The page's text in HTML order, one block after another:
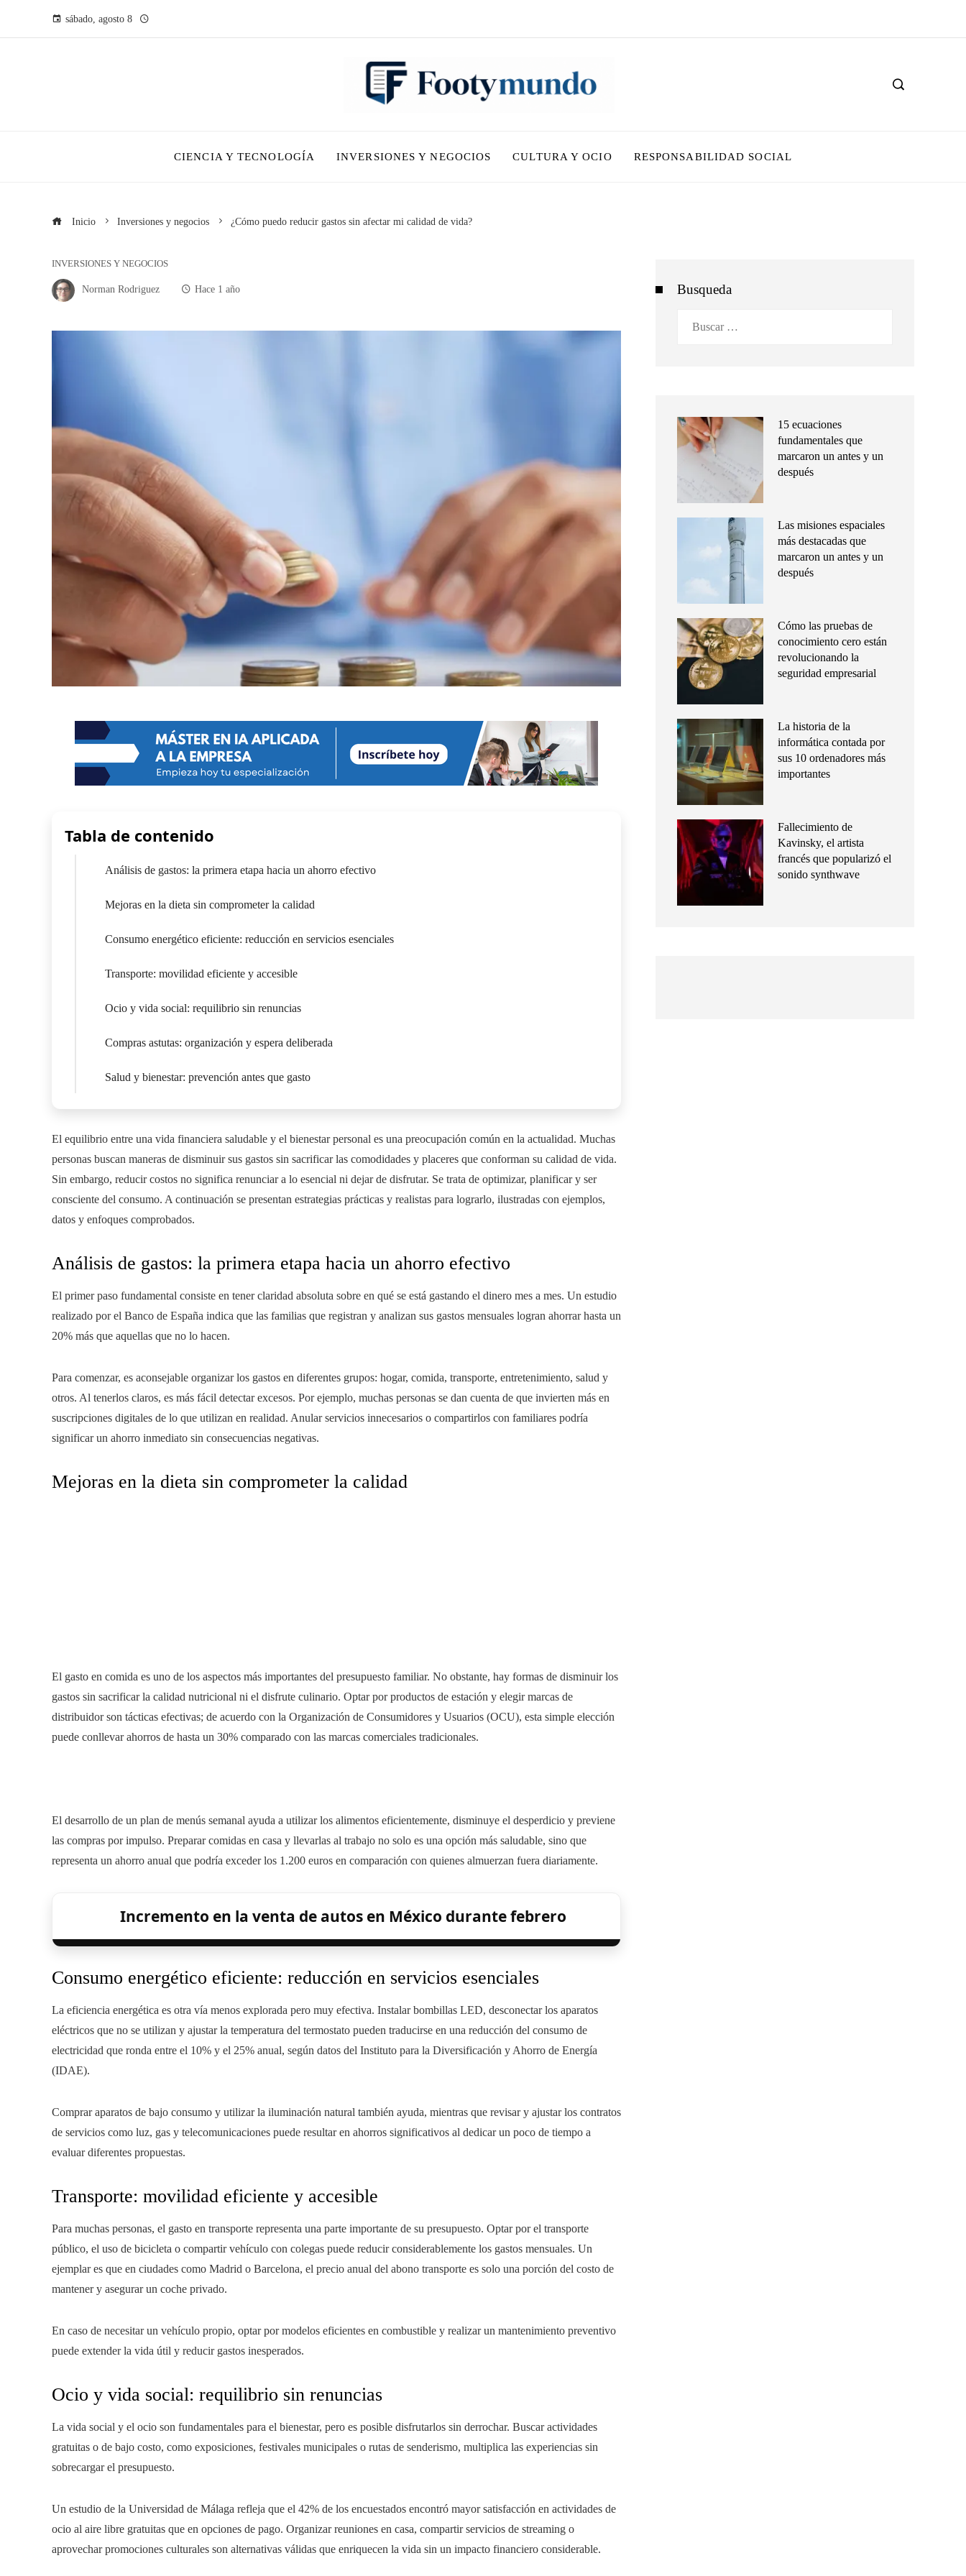
sábado, agosto 8
CIENCIA Y TECNOLOGÍA INVERSIONES Y NEGOCIOS CULTURA Y OCIO RESPONSABILIDAD SOCIAL
Inicio Inversiones y negocios ¿Cómo puedo reducir gastos sin afectar mi calidad de vida?
INVERSIONES Y NEGOCIOS
Norman Rodriguez Hace 1 año
Tabla de contenido
Análisis de gastos: la primera etapa hacia un ahorro efectivo
Mejoras en la dieta sin comprometer la calidad
Consumo energético eficiente: reducción en servicios esenciales
Transporte: movilidad eficiente y accesible
Ocio y vida social: requilibrio sin renuncias
Compras astutas: organización y espera deliberada
Salud y bienestar: prevención antes que gasto
El equilibrio entre una vida financiera saludable y el bienestar personal es una preocupación común en la actualidad. Muchas
personas buscan maneras de disminuir sus gastos sin sacrificar las comodidades y placeres que conforman su calidad de vida.
Sin embargo, reducir costos no significa renunciar a lo esencial ni dejar de disfrutar. Se trata de optimizar, planificar y ser
consciente del consumo. A continuación se presentan estrategias prácticas y realistas para lograrlo, ilustradas con ejemplos,
datos y enfoques comprobados.
Análisis de gastos: la primera etapa hacia un ahorro efectivo
El primer paso fundamental consiste en tener claridad absoluta sobre en qué se está gastando el dinero mes a mes. Un estudio
realizado por el Banco de España indica que las familias que registran y analizan sus gastos mensuales logran ahorrar hasta un
20% más que aquellas que no lo hacen.
Para comenzar, es aconsejable organizar los gastos en diferentes grupos: hogar, comida, transporte, entretenimiento, salud y
otros. Al tenerlos claros, es más fácil detectar excesos. Por ejemplo, muchas personas se dan cuenta de que invierten más en
suscripciones digitales de lo que utilizan en realidad. Anular servicios innecesarios o compartirlos con familiares podría
significar un ahorro inmediato sin consecuencias negativas.
Mejoras en la dieta sin comprometer la calidad
El gasto en comida es uno de los aspectos más importantes del presupuesto familiar. No obstante, hay formas de disminuir los
gastos sin sacrificar la calidad nutricional ni el disfrute culinario. Optar por productos de estación y elegir marcas de
distribuidor son tácticas efectivas; de acuerdo con la Organización de Consumidores y Usuarios (OCU), esta simple elección
puede conllevar ahorros de hasta un 30% comparado con las marcas comerciales tradicionales.
El desarrollo de un plan de menús semanal ayuda a utilizar los alimentos eficientemente, disminuye el desperdicio y previene
las compras por impulso. Preparar comidas en casa y llevarlas al trabajo no solo es una opción más saludable, sino que
representa un ahorro anual que podría exceder los 1.200 euros en comparación con quienes almuerzan fuera diariamente.
Incremento en la venta de autos en México durante febrero
Consumo energético eficiente: reducción en servicios esenciales
La eficiencia energética es otra vía menos explorada pero muy efectiva. Instalar bombillas LED, desconectar los aparatos
eléctricos que no se utilizan y ajustar la temperatura del termostato pueden traducirse en una reducción del consumo de
electricidad que ronda entre el 10% y el 25% anual, según datos del Instituto para la Diversificación y Ahorro de Energía
(IDAE).
Comprar aparatos de bajo consumo y utilizar la iluminación natural también ayuda, mientras que revisar y ajustar los contratos
de servicios como luz, gas y telecomunicaciones puede resultar en ahorros significativos al dedicar un poco de tiempo a
evaluar diferentes propuestas.
Transporte: movilidad eficiente y accesible
Para muchas personas, el gasto en transporte representa una parte importante de su presupuesto. Optar por el transporte
público, el uso de bicicleta o compartir vehículo con colegas puede reducir considerablemente los gastos mensuales. Un
ejemplar es que en ciudades como Madrid o Barcelona, el precio anual del abono transporte es solo una porción del costo de
mantener y asegurar un coche privado.
En caso de necesitar un vehículo propio, optar por modelos eficientes en combustible y realizar un mantenimiento preventivo
puede extender la vida útil y reducir gastos inesperados.
Ocio y vida social: requilibrio sin renuncias
La vida social y el ocio son fundamentales para el bienestar, pero es posible disfrutarlos sin derrochar. Buscar actividades
gratuitas o de bajo costo, como exposiciones, festivales municipales o rutas de senderismo, multiplica las experiencias sin
sobrecargar el presupuesto.
Un estudio de la Universidad de Málaga refleja que el 42% de los encuestados encontró mayor satisfacción en actividades de
ocio al aire libre gratuitas que en opciones de pago. Organizar reuniones en casa, compartir servicios de streaming o
aprovechar promociones culturales son alternativas válidas que enriquecen la vida sin un impacto financiero considerable.
Busqueda
15 ecuaciones
fundamentales que
marcaron un antes y un
después
Las misiones espaciales
más destacadas que
marcaron un antes y un
después
Cómo las pruebas de
conocimiento cero están
revolucionando la
seguridad empresarial
La historia de la
informática contada por
sus 10 ordenadores más
importantes
Fallecimiento de
Kavinsky, el artista
francés que popularizó el
sonido synthwave